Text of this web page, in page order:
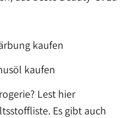
kaufen
kaufen
Lest hier
Es gibt auch